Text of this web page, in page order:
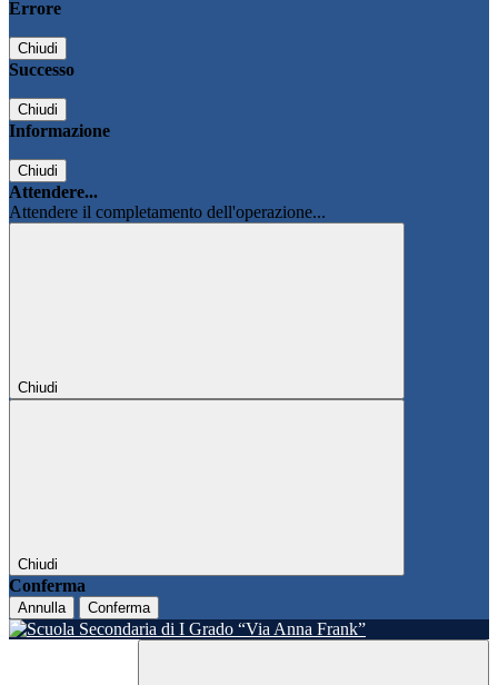
Errore
Chiudi
Successo
Chiudi
Informazione
Chiudi
Attendere...
Attendere il completamento dell'operazione...
Chiudi
Chiudi
Conferma
Annulla Conferma